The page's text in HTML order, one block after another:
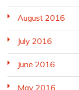
August 2016
July 2016
June 2016
May 2016